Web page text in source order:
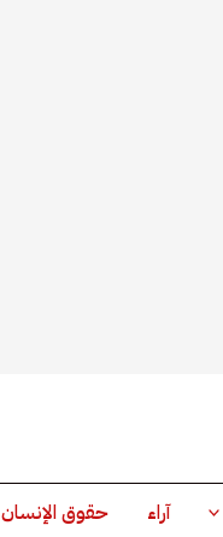
آراء حقوق الإنسان